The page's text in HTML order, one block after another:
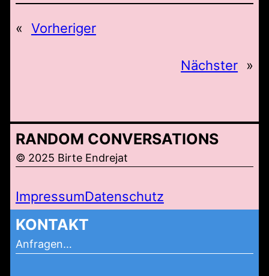
« Vorheriger
Nächster »
RANDOM CONVERSATIONS
© 2025 Birte Endrejat
ImpressumDatenschutz
KONTAKT
Anfragen…